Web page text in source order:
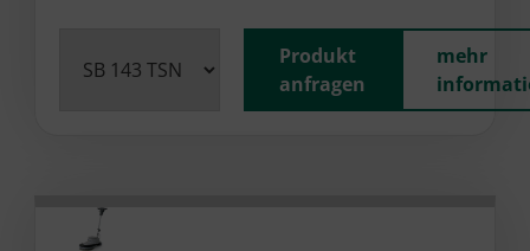
Produkt
anfragen
mehr